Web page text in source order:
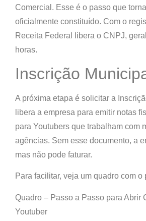
Comercial . Esse é o passo que
oficialmente constituído. Com o
Receita Federal libera o CNPJ,
horas.
Inscrição
A próxima etapa é solicitar a
libera a empresa para emitir notas
para Youtubers que trabalham com
agências. Sem esse documento, a
mas não pode faturar.
Para facilitar, veja um quadro com o
Quadro – Passo a Passo para Abrir
Youtuber